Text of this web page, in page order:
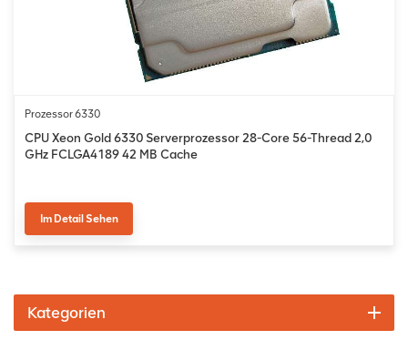
Prozessor 6330
CPU Xeon Gold 6330 Serverprozessor 28-Core 56-Thread 2,0
GHz FCLGA4189 42 MB Cache
Im Detail Sehen
Kategorien